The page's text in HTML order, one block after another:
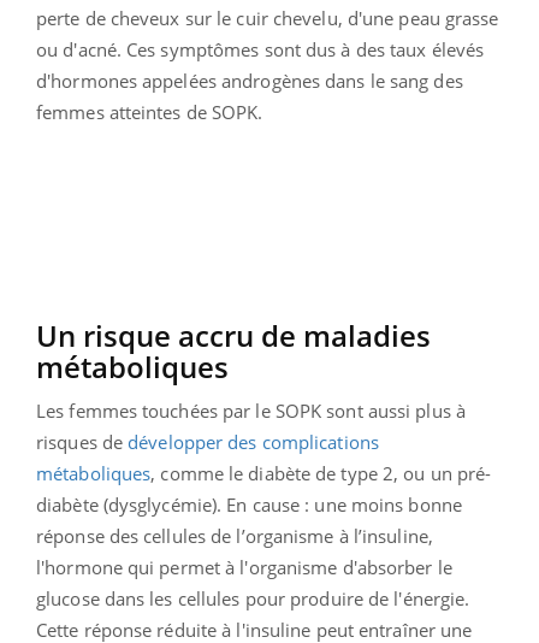
perte de cheveux sur le cuir chevelu, d'une peau grasse
ou d'acné. Ces symptômes sont dus à des taux élevés
d'hormones appelées androgènes dans le sang des
femmes atteintes de SOPK.
Un risque accru de maladies
métaboliques
Les femmes touchées par le SOPK sont aussi plus à
risques de développer des complications
métaboliques, comme le diabète de type 2, ou un pré-
diabète (dysglycémie). En cause : une moins bonne
réponse des cellules de l’organisme à l’insuline,
l'hormone qui permet à l'organisme d'absorber le
glucose dans les cellules pour produire de l'énergie.
Cette réponse réduite à l'insuline peut entraîner une